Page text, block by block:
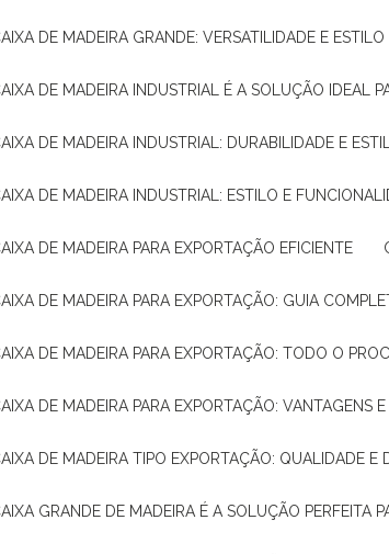
CAIXA DE MADEIRA GRANDE: VERSATILIDADE E
CAIXA DE MADEIRA INDUSTRIAL É A SOLUÇÃO
CAIXA DE MADEIRA INDUSTRIAL: DURABILIDADE E
CAIXA DE MADEIRA INDUSTRIAL: ESTILO E
CAIXA DE MADEIRA PARA EXPORTAÇÃO EFICIENTE
CAIXA DE MADEIRA PARA EXPORTAÇÃO: GUIA
CAIXA DE MADEIRA PARA EXPORTAÇÃO: TODO O
CAIXA DE MADEIRA PARA EXPORTAÇÃO: VANTAGENS
CAIXA DE MADEIRA TIPO EXPORTAÇÃO: QUALIDADE E
CAIXA GRANDE DE MADEIRA É A SOLUÇÃO PERFEITA